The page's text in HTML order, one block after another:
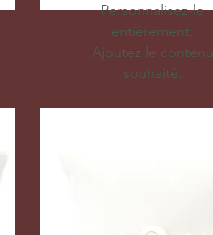
Personnalisez-le
entièrement.
Ajoutez le contenu
souhaité.